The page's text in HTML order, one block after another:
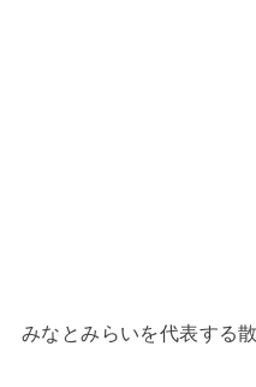
みなとみらいを代表する